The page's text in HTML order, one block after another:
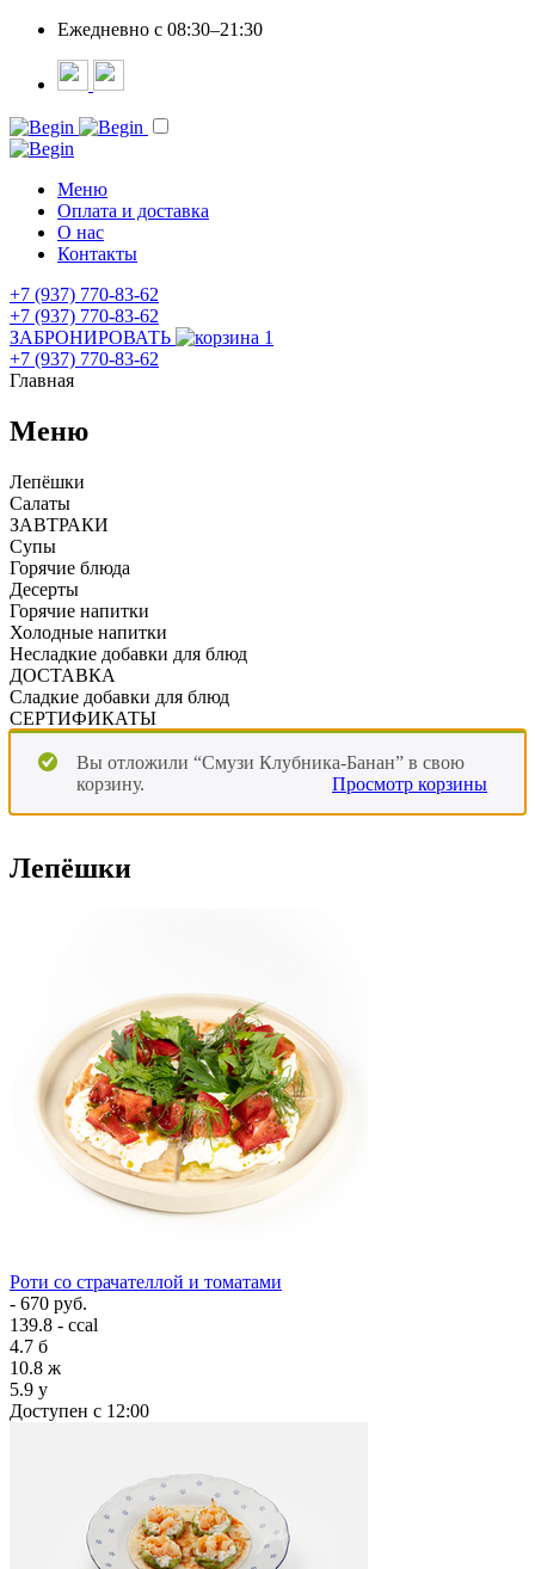
Ежедневно c 08:30–21:30
Меню
Оплата и доставка
О нас
Контакты
+7 (937) 770-83-62
+7 (937) 770-83-62
ЗАБРОНИРОВАТЬ
1
+7 (937) 770-83-62
Главная
Меню
Лепёшки
Салаты
ЗАВТРАКИ
Супы
Горячие блюда
Десерты
Горячие напитки
Холодные напитки
Несладкие добавки для блюд
ДОСТАВКА
Сладкие добавки для блюд
СЕРТИФИКАТЫ
Вы отложили “Смузи Клубника-Банан” в свою
корзину.
Просмотр корзины
Лепёшки
Роти со страчателлой и томатами
- 670 руб.
139.8 - ccal
4.7 б
10.8 ж
5.9 у
Доступен с 12:00